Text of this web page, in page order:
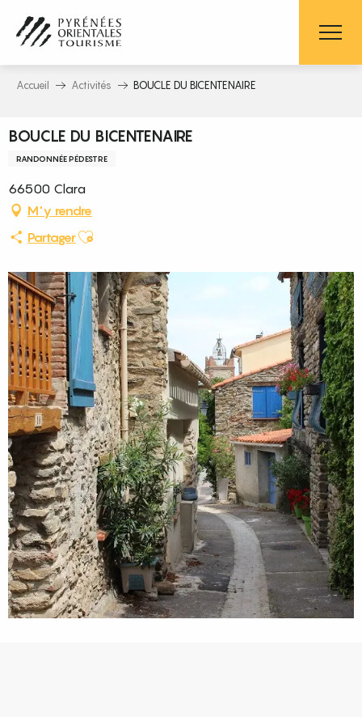
contenu
principal
Accueil Activités BOUCLE DU BICENTENAIRE
BOUCLE DU BICENTENAIRE
RANDONNÉE PÉDESTRE
66500 Clara
M'y rendre
PartagerAjouter aux favoris